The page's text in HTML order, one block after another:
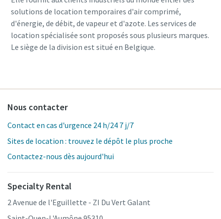
solutions de location temporaires d'air comprimé,
d'énergie, de débit, de vapeur et d'azote. Les services de
location spécialisée sont proposés sous plusieurs marques.
Le siège de la division est situé en Belgique.
Nous contacter
Contact en cas d'urgence 24 h/24 7 j/7
Sites de location : trouvez le dépôt le plus proche
Contactez-nous dès aujourd'hui
Specialty Rental
2 Avenue de l'Eguillette - ZI Du Vert Galant